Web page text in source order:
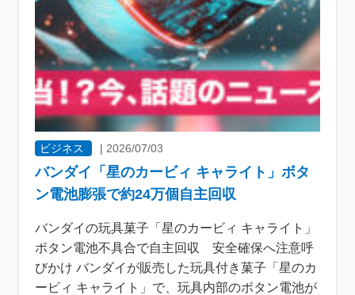
ビジネス | 2026/07/03
バンダイ「星のカービィ キャライト」ボタ
ン電池膨張で約24万個自主回収
バンダイの玩具菓子「星のカービィ キャライト」
ボタン電池不具合で自主回収 安全確保へ注意呼
びかけ バンダイが販売した玩具付き菓子「星のカ
ービィ キャライト」で、玩具内部のボタン電池が